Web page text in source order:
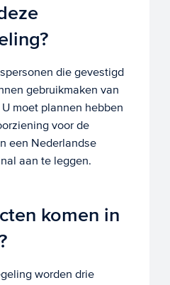
die gevestigd
gebruikmaken van
moet plannen hebben
voor de
een Nederlandse
aan te leggen.
komen in
worden drie